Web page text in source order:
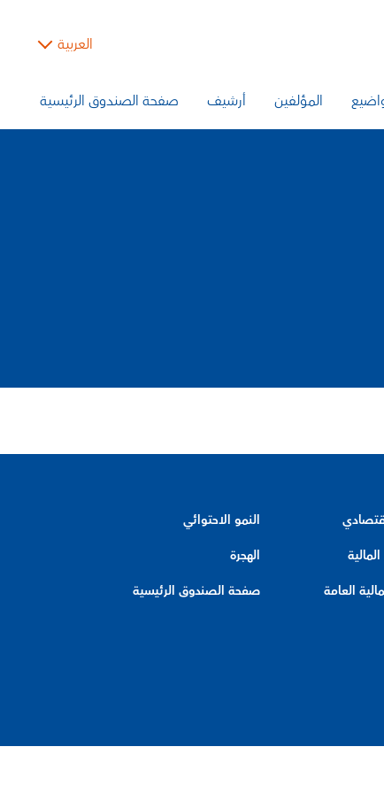
العربية
المؤلفين أرشيف صفحة الصندوق الرئيسية
العامة
النمو الاحتوائي
الهجرة
صفحة الصندوق الرئيسية